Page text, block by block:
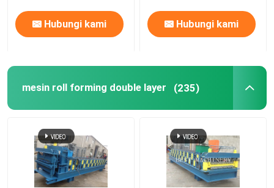
Hubungi kami Hubungi kami
mesin roll forming double layer (235)